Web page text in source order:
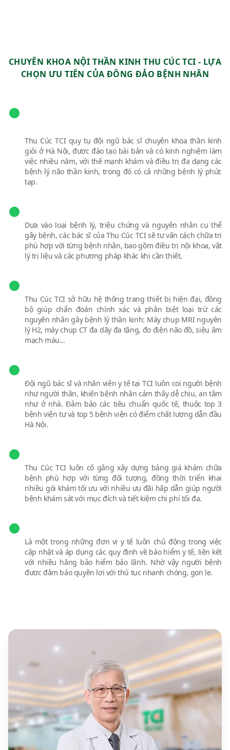
CHUYÊN KHOA NỘI THẦN KINH THU CÚC TCI - LỰA
CHỌN ƯU TIÊN CỦA ĐÔNG ĐẢO BỆNH NHÂN
Thu Cúc TCI quy tụ đội ngũ bác sĩ chuyên khoa thần kinh
giỏi ở Hà Nội, được đào tạo bài bản và có kinh nghiệm làm
việc nhiều năm, với thế mạnh khám và điều trị đa dạng các
bệnh lý não thần kinh, trong đó có cả những bệnh lý phức
tạp.
Dựa vào loại bệnh lý, triệu chứng và nguyên nhân cụ thể
gây bệnh, các bác sĩ của Thu Cúc TCI sẽ tư vấn cách chữa trị
phù hợp với từng bệnh nhân, bao gồm điều trị nội khoa, vật
lý trị liệu và các phương pháp khác khi cần thiết.
Thu Cúc TCI sở hữu hệ thống trang thiết bị hiện đại, đồng
bộ giúp chẩn đoán chính xác và phân biệt loại trừ các
nguyên nhân gây bệnh lý thần kinh: Máy chụp MRI nguyên
lý H2, máy chụp CT đa dãy đa tầng, đo điện não đồ, siêu âm
mạch máu...
Đội ngũ bác sĩ và nhân viên y tế tại TCI luôn coi người bệnh
như người thân, khiến bệnh nhân cảm thấy dễ chịu, an tâm
như ở nhà. Đảm bảo các tiêu chuẩn quốc tế, thuộc top 3
bệnh viện tư và top 5 bệnh viện có điểm chất lượng dẫn đầu
Hà Nội.
Thu Cúc TCI luôn cố gắng xây dựng bảng giá khám chữa
bệnh phù hợp với từng đối tượng, đồng thời triển khai
nhiều gói khám tối ưu với nhiều ưu đãi hấp dẫn giúp người
bệnh khám sát với mục đích và tiết kiệm chi phí tối đa.
Là một trong những đơn vị y tế luôn chủ động trong việc
cập nhật và áp dụng các quy định về bảo hiểm y tế, liên kết
với nhiều hãng bảo hiểm bảo lãnh. Nhờ vậy người bệnh
được đảm bảo quyền lợi với thủ tục nhanh chóng, gọn lẹ.